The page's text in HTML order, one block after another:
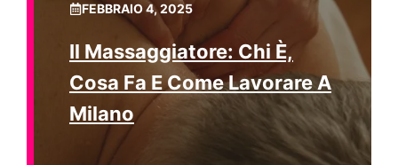
FEBBRAIO 4, 2025
Il Massaggiatore: Chi È,
Cosa Fa E Come Lavorare A
Milano